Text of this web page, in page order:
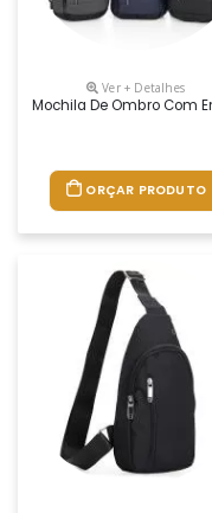
Ver + Detalhes
Mochila De Ombro Com
ORÇAR PRODUTO